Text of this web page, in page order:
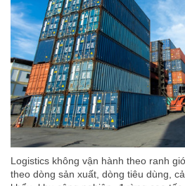
Logistics không vận hành theo ranh
theo dòng sản xuất, dòng tiêu dùng,